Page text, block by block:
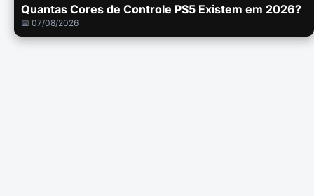
Quantas Cores de Controle PS5 Existem em 2026?
📅 07/08/2026